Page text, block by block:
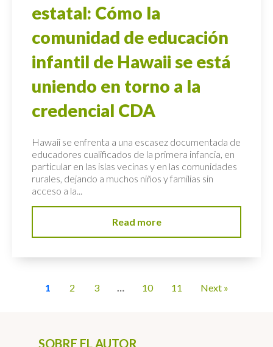
estatal: Cómo la
comunidad de educación
infantil de Hawaii se está
uniendo en torno a la
credencial CDA
Hawaii se enfrenta a una escasez documentada de
educadores cualificados de la primera infancia, en
particular en las islas vecinas y en las comunidades
rurales, dejando a muchos niños y familias sin
acceso a la...
Read more
1 2 3 … 10 11 Next »
SOBRE EL AUTOR